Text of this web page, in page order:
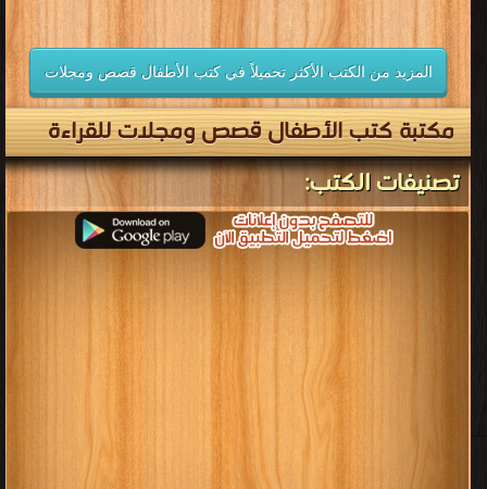
المزيد من الكتب الأكثر تحميلاً في كتب الأطفال قصص ومجلات
مكتبة كتب الأطفال قصص ومجلات للقراءة
تصنيفات الكتب: